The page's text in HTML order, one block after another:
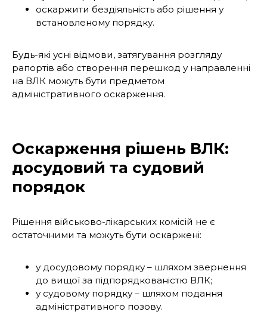
оскаржити бездіяльність або рішення у
встановленому порядку.
Будь-які усні відмови, затягування розгляду
рапортів або створення перешкод у направленні
на ВЛК можуть бути предметом
адміністративного оскарження.
Оскарження рішень ВЛК:
досудовий та судовий
порядок
Рішення військово-лікарських комісій не є
остаточними та можуть бути оскаржені:
у досудовому порядку – шляхом звернення
до вищої за підпорядкованістю ВЛК;
у судовому порядку – шляхом подання
адміністративного позову.